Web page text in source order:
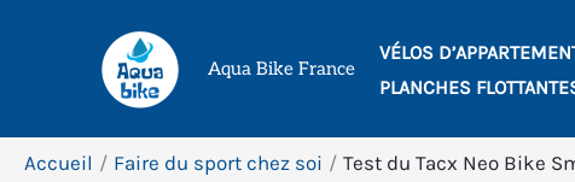
Aqua Bike France
VÉLOS
PLANCHES
Accueil Faire du sport chez soi Test du Tacx Neo Bike